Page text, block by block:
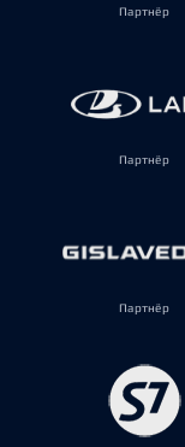
Партнёр
Партнёр
Партнёр